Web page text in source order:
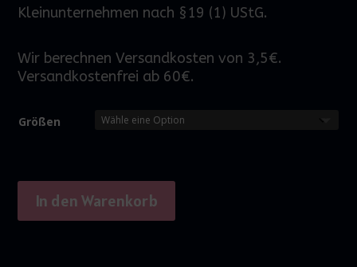
Kleinunternehmen nach §19 (1) UStG.
Wir berechnen Versandkosten von 3,5€.
Versandkostenfrei ab 60€.
Größen
In den Warenkorb